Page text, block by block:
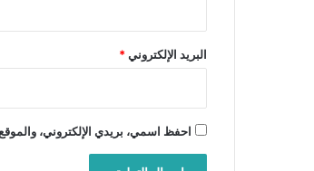
البريد الإلكتروني*
احفظ اسمي، بريدي الإلكتروني،